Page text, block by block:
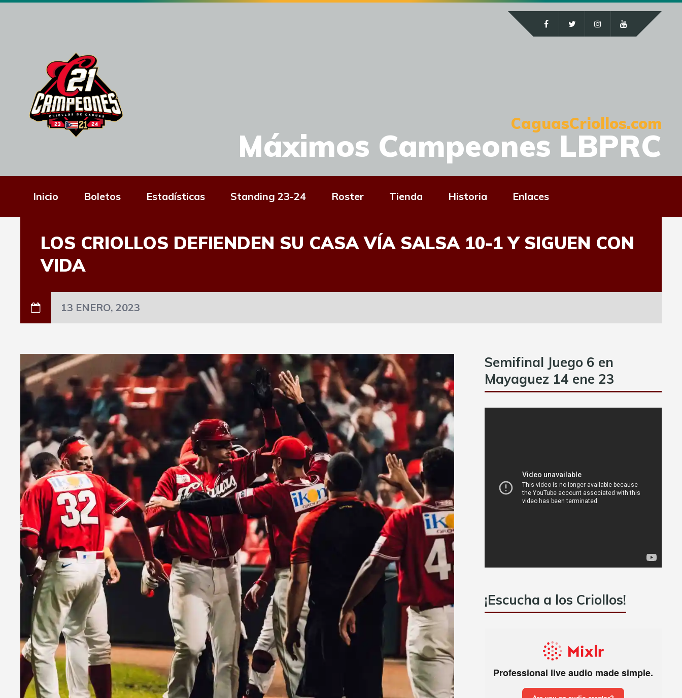
CaguasCriollos.com
Máximos Campeones LBPRC
Inicio Boletos Estadísticas Standing 23-24 Roster Tienda Historia Enlaces
LOS CRIOLLOS DEFIENDEN SU CASA VÍA SALSA 10-1 Y SIGUEN CON
VIDA
13 ENERO, 2023
Semifinal Juego 6 en
Mayaguez 14 ene 23
¡Escucha a los Criollos!